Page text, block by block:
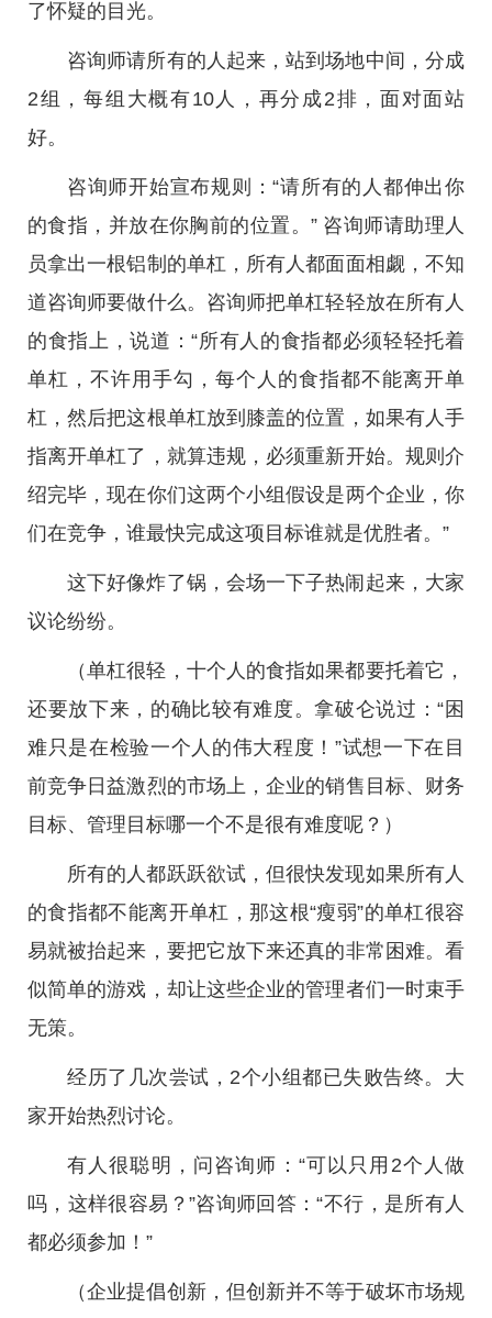
了怀疑的目光。
咨询师请所有的人起来，站到场地中间，分成
2组，每组大概有10人，再分成2排，面对面站
好。
咨询师开始宣布规则：“请所有的人都伸出你
的食指，并放在你胸前的位置。” 咨询师请助理人
员拿出一根铝制的单杠，所有人都面面相觑，不知
道咨询师要做什么。咨询师把单杠轻轻放在所有人
的食指上，说道：“所有人的食指都必须轻轻托着
单杠，不许用手勾，每个人的食指都不能离开单
杠，然后把这根单杠放到膝盖的位置，如果有人手
指离开单杠了，就算违规，必须重新开始。规则介
绍完毕，现在你们这两个小组假设是两个企业，你
们在竞争，谁最快完成这项目标谁就是优胜者。”
这下好像炸了锅，会场一下子热闹起来，大家
议论纷纷。
（单杠很轻，十个人的食指如果都要托着它，
还要放下来，的确比较有难度。拿破仑说过：“困
难只是在检验一个人的伟大程度！”试想一下在目
前竞争日益激烈的市场上，企业的销售目标、财务
目标、管理目标哪一个不是很有难度呢？）
所有的人都跃跃欲试，但很快发现如果所有人
的食指都不能离开单杠，那这根“瘦弱”的单杠很容
易就被抬起来，要把它放下来还真的非常困难。看
似简单的游戏，却让这些企业的管理者们一时束手
无策。
经历了几次尝试，2个小组都已失败告终。大
家开始热烈讨论。
有人很聪明，问咨询师：“可以只用2个人做
吗，这样很容易？”咨询师回答：“不行，是所有人
都必须参加！”
（企业提倡创新，但创新并不等于破坏市场规